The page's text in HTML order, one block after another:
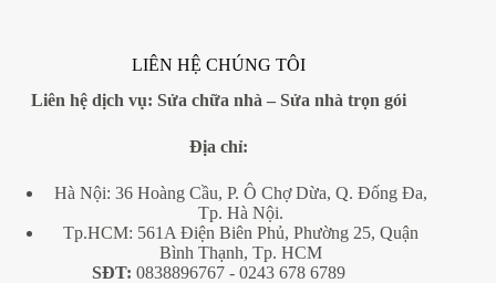
LIÊN HỆ CHÚNG TÔI
Liên hệ dịch vụ: Sửa chữa nhà – Sửa nhà trọn gói
Địa chỉ:
Hà Nội: 36 Hoàng Cầu, P. Ô Chợ Dừa, Q. Đống Đa,
Tp. Hà Nội.
Tp.HCM: 561A Điện Biên Phủ, Phường 25, Quận
Bình Thạnh, Tp. HCM
SĐT: 0838896767- 0243 678 6789